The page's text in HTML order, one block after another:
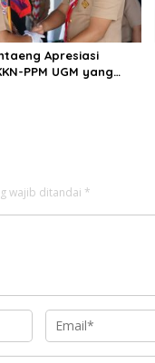
Apresiasi
PPM UGM yang
wajib ditandai *